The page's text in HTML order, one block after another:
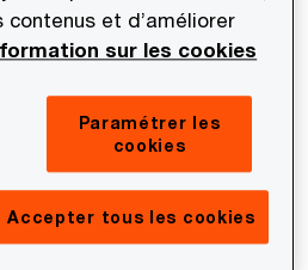
très faible : les juristes
de la moyenne
située à 7 sur 10. Les
globalement au même
le reste de l’entreprise,
4 grands profils de
contenus et d’améliorer
sur les cookies
Paramétrer les
cookies
Accepter tous les cookies